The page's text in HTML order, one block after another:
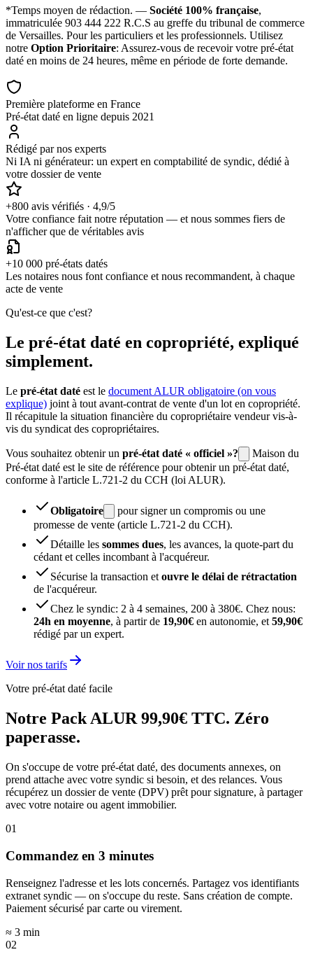
*Temps moyen de rédaction. — Société 100% française,
immatriculée 903 444 222 R.C.S au greffe du tribunal de commerce
de Versailles. Pour les particuliers et les professionnels. Utilisez
notre Option Prioritaire: Assurez-vous de recevoir votre pré-état
daté en moins de 24 heures, même en période de forte demande.
Première plateforme en France
Pré-état daté en ligne depuis 2021
Rédigé par nos experts
Ni IA ni générateur: un expert en comptabilité de syndic, dédié à
votre dossier de vente
+800 avis vérifiés · 4,9/5
Votre confiance fait notre réputation — et nous sommes fiers de
n'afficher que de véritables avis
+10 000 pré-états datés
Les notaires nous font confiance et nous recommandent, à chaque
acte de vente
Qu'est-ce que c'est?
Le pré-état daté en copropriété, expliqué
simplement.
Le pré-état daté est le document ALUR obligatoire (on vous
explique) joint à tout avant-contrat de vente d'un lot en copropriété.
Il récapitule la situation financière du copropriétaire vendeur vis-à-
vis du syndicat des copropriétaires.
Vous souhaitez obtenir un pré-état daté « officiel »?
Maison du
Pré-état daté est le site de référence pour obtenir un pré-état daté,
conforme à l'article L.721-2 du CCH (loi ALUR).
Obligatoire
pour signer un compromis ou une
promesse de vente (article L.721-2 du CCH).
Détaille les sommes dues, les avances, la quote-part du
cédant et celles incombant à l'acquéreur.
Sécurise la transaction et ouvre le délai de rétractation
de l'acquéreur.
Chez le syndic: 2 à 4 semaines, 200 à 380€. Chez nous:
24h en moyenne, à partir de 19,90€ en autonomie, et 59,90€
rédigé par un expert.
Voir nos tarifs
Votre pré-état daté facile
Notre Pack ALUR 99,90€ TTC. Zéro
paperasse.
On s'occupe de votre pré-état daté, des documents annexes, on
prend attache avec votre syndic si besoin, et des relances. Vous
récupérez un dossier de vente (DPV) prêt pour signature, à partager
avec votre notaire ou agent immobilier.
01
Commandez en 3 minutes
Renseignez l'adresse et les lots concernés. Partagez vos identifiants
extranet syndic — on s'occupe du reste. Sans création de compte.
Paiement sécurisé par carte ou virement.
≈ 3 min
02